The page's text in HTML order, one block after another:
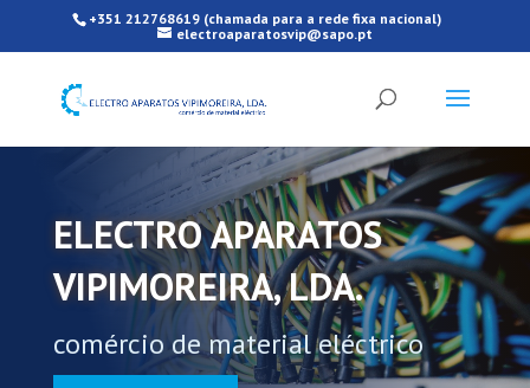
+351 212768619 (chamada para a rede fixa nacional)
electroaparatosvip@sapo.pt
ELECTRO APARATOS
VIPIMOREIRA, LDA.
comércio de material eléctrico